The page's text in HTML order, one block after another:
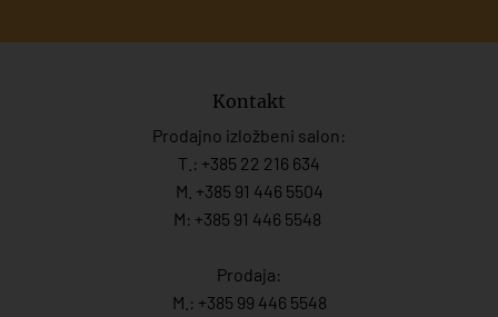
Kontakt
Prodajno izložbeni salon:
T.: +385 22 216 634
M. +385 91 446 5504
M: +385 91 446 5548
Prodaja:
M.: +385 99 446 5548